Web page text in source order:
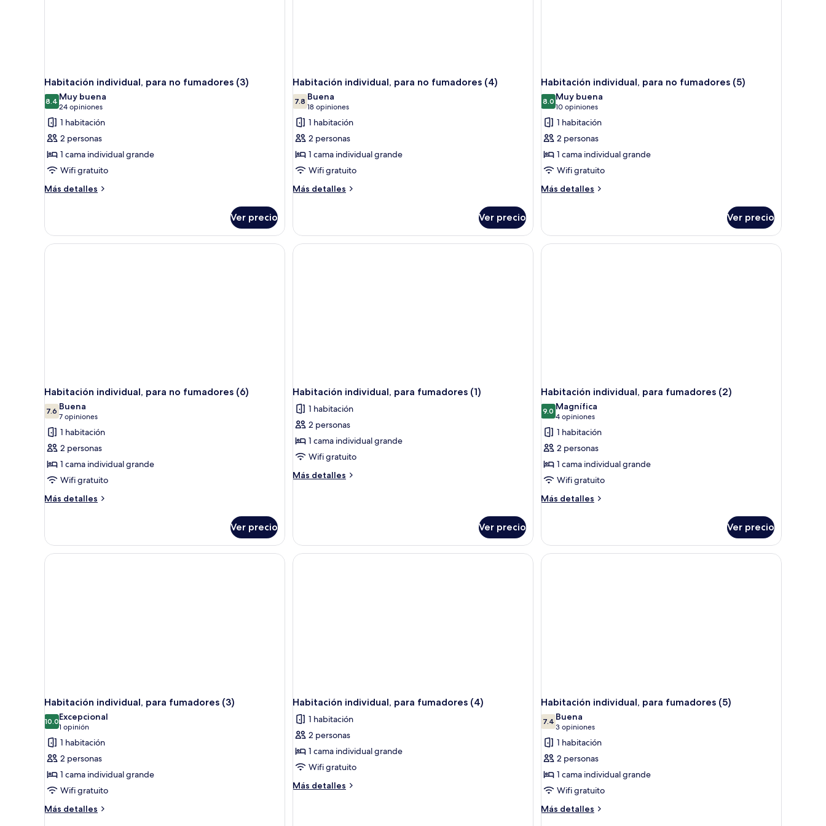
Habitación individual, para no fumadores (3)
8.48.4 de 10
Muy buena
24 opiniones
(24
opiniones)
1 habitación
2 personas
1 cama individual grande
Wifi gratuito
Más detalles
Más
individual,
para
no
Ver precio
Habitación individual, para no fumadores (4)
7.87.8 de 10
Buena
18 opiniones
(18
opiniones)
1 habitación
2 personas
1 cama individual grande
Wifi gratuito
Más detalles
Más
individual,
para
no
Ver precio
Habitación individual, para no fumadores (5)
8.08.0 de 10
Muy buena
10 opiniones
(10
opiniones)
1 habitación
2 personas
1 cama individual grande
Wifi gratuito
Más detalles
Más
individual,
para
no
Ver precio
Habitación individual, para no fumadores (6)
7.67.6 de 10
Buena
7 opiniones
(7
opiniones)
1 habitación
2 personas
1 cama individual grande
Wifi gratuito
Más detalles
Más
individual,
para
no
Ver precio
Habitación individual, para fumadores (1)
1 habitación
2 personas
1 cama individual grande
Wifi gratuito
Más detalles
Más
fumadores
(1)
Ver precio
Habitación individual, para fumadores (2)
9.09.0 de 10
Magnífica
4 opiniones
(4
opiniones)
1 habitación
2 personas
1 cama individual grande
Wifi gratuito
Más detalles
Más
individual,
para
fumadores
Ver precio
Habitación individual, para fumadores (3)
10.010.0 de 10
Excepcional
1 opinión
(1
opinión)
1 habitación
2 personas
1 cama individual grande
Wifi gratuito
Más detalles
Más
Habitación individual, para fumadores (4)
1 habitación
2 personas
1 cama individual grande
Wifi gratuito
Más detalles
Más
Habitación individual, para fumadores (5)
7.47.4 de 10
Buena
3 opiniones
(3
opiniones)
1 habitación
2 personas
1 cama individual grande
Wifi gratuito
Más detalles
Más